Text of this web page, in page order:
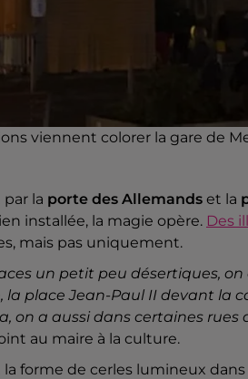
viennent colorer la gare de
par la porte des Allemands et la
installée, la magie opère. Des
mais pas uniquement.
un petit peu désertiques,
la place Jean-Paul II devant la
on a aussi dans certaines
au maire à la culture.
forme de cerles lumineux